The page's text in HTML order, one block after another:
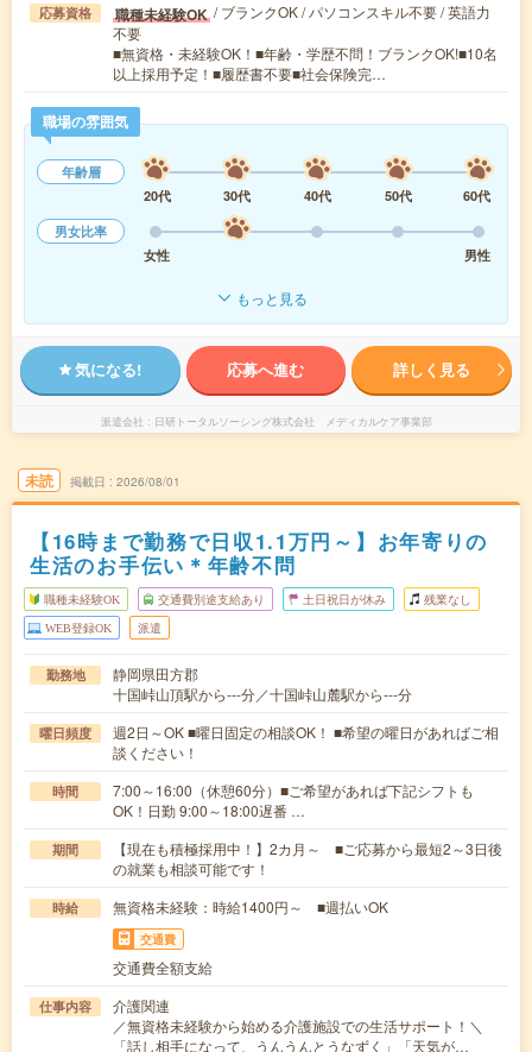
応募資格 職種未経験OK / ブランクOK / パソコンスキル不要 / 英語力
不要
■無資格・未経験OK！■年齢・学歴不問！ブランクOK!■10名
以上採用予定！■履歴書不要■社会保険完…
職場の雰囲気
年齢層
20代
30代 40代 50代
60代
男女比率
女性
男性
もっと見る
気になる! 応募へ進む 詳しく見る
派遣会社 日研トータルソーシング株式会社 メディカルケア事業部
未読 掲載日 2026/08/01
【16時まで勤務で日収1.1万円～】お年寄りの
生活のお手伝い＊年齢不問
職種未経験OK 交通費別途支給あり 土日祝日が休み 残業なし
WEB登録OK 派遣
勤務地
静岡県田方郡
十国峠山頂駅から---分／十国峠山麓駅から---分
曜日頻度
週2日～OK ■曜日固定の相談OK！ ■希望の曜日があればご相
談ください！
時間
7:00～16:00（休憩60分）■ご希望があれば下記シフトも
OK！日勤 9:00～18:00遅番 …
期間
【現在も積極採用中！】2カ月～ ■ご応募から最短2～3日後
の就業も相談可能です！
時給 無資格未経験：時給1400円～ ■週払いOK
交通費
交通費全額支給
仕事内容
介護関連
／無資格未経験から始める介護施設での生活サポート！＼
「話し相手になって、うんうんとうなずく」「天気が…